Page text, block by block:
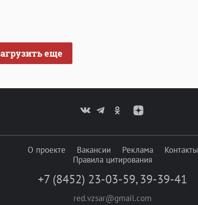
еще
О проекте Вакансии Реклама
Контакты
Правила цитирования
+7 (8452) 23-03-59, 39-39-41
red.vzsar@gmail.com